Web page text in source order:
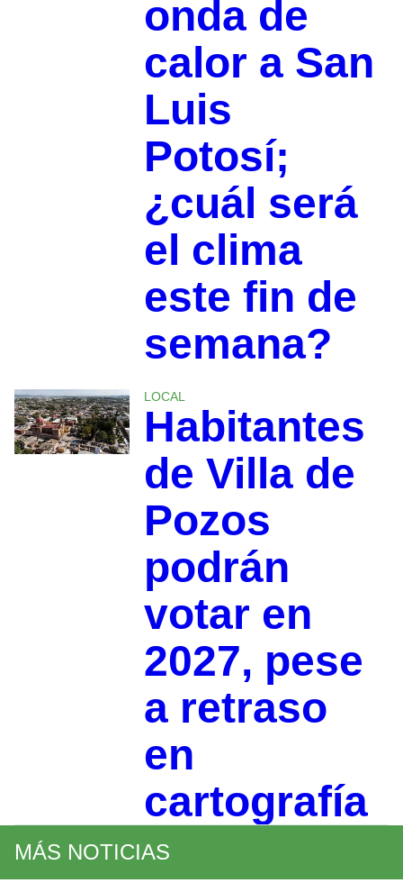
onda de
calor a San
Luis
Potosí;
¿cuál será
el clima
este fin de
semana?
LOCAL
Habitantes
de Villa de
Pozos
podrán
votar en
2027, pese
a retraso
en
cartografía
MÁS NOTICIAS